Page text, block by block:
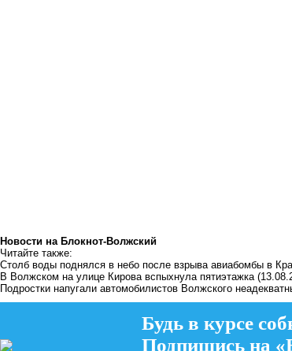
Новости на Блoкнoт-Волжский
Читайте также:
Столб воды поднялся в небо после взрыва авиабомбы в
В Волжском на улице Кирова вспыхнула пятиэтажка
Подростки напугали автомобилистов Волжского
Будь в курсе
Подпишись на